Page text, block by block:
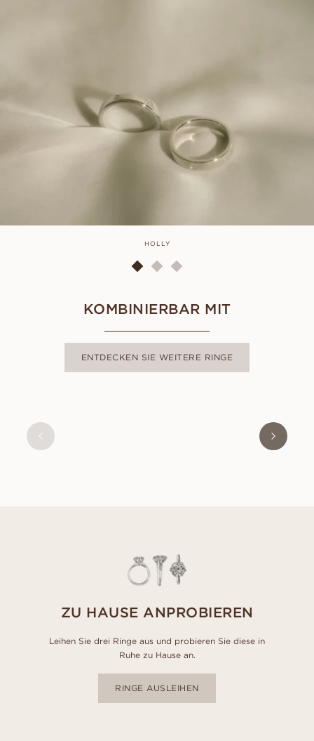
HOLLY
KOMBINIERBAR MIT
ENTDECKEN SIE WEITERE RINGE
ZU HAUSE ANPROBIEREN
Leihen Sie drei Ringe aus und probieren Sie diese in
Ruhe zu Hause an.
RINGE AUSLEIHEN